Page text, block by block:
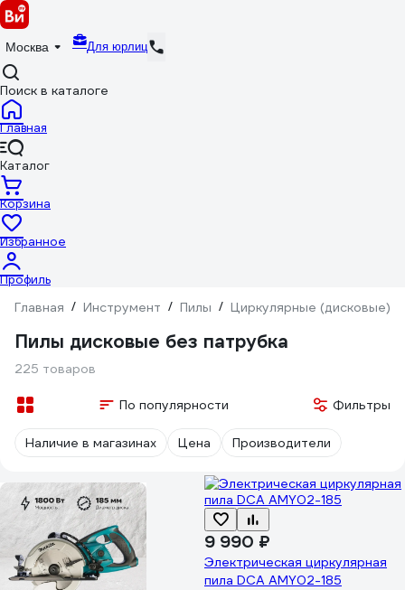
Москва Для юрлиц
Поиск в каталоге
Главная
Каталог
Корзина
Избранное
Профиль
Главная / Инструмент / Пилы / Циркулярные (дисковые)
Пилы дисковые без патрубка
225 товаров
По популярности Фильтры
Наличие в магазинах Цена Производители
9 990 ₽
Электрическая циркулярная
пила DCA AMY02-185